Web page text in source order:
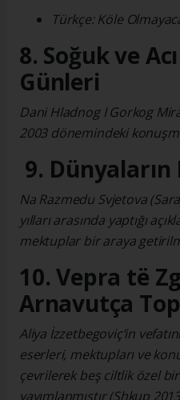
Türkçe: Köle
8. Soğuk ve
Günleri
Dani Hladnog I Gorkog
2003 dönemindeki
9.
Na Razmedu Svjetova
yılları arasında yaptığı
mektuplar bir araya
10. Vepra të
Arnavutça
Aliya İzzetbegoviç’in
eserleri, mektupları ve
çevrilerek beş ciltlik özel
yayımlanmıştır (Shkup